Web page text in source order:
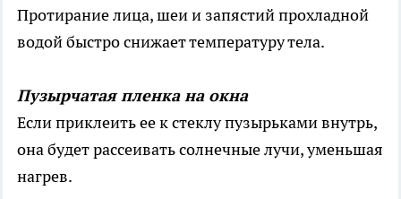
Протирание лица, шеи и запястий прохладной
водой быстро снижает температуру тела.
Пузырчатая пленка на окна
Если приклеить ее к стеклу пузырьками внутрь,
она будет рассеивать солнечные лучи, уменьшая
нагрев.